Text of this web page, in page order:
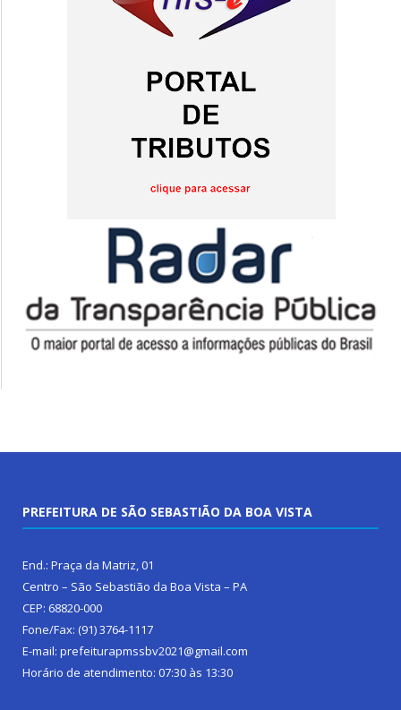
PREFEITURA DE SÃO SEBASTIÃO DA BOA VISTA
End.: Praça da Matriz, 01
Centro – São Sebastião da Boa Vista – PA
CEP: 68820-000
Fone/Fax: (91) 3764-1117
E-mail: prefeiturapmssbv2021@gmail.com
Horário de atendimento: 07:30 às 13:30